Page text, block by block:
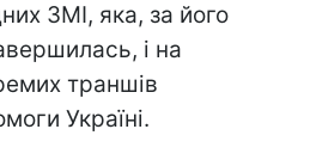
ЗМІ, яка, за його
і на
траншів
Україні.